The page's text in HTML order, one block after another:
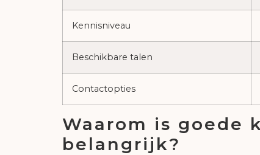
Kennisniveau
Beschikbare talen
Contactopties
Waarom is goede
belangrijk?